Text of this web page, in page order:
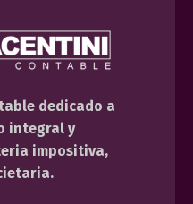
dedicado a
integral y
impositiva,